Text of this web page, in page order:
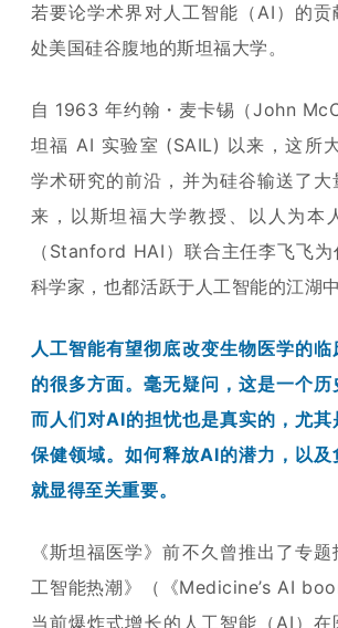
若要论学术界对人工智能（AI）的贡
处美国硅谷腹地的斯坦福大学。
自 1963 年约翰・麦卡锡（John
坦福 AI 实验室 (SAIL) 以来，这所
学术研究的前沿，并为硅谷输送了
来，以斯坦福大学教授、以人为本
（Stanford HAI）联合主任李飞飞
科学家，也都活跃于人工智能的江湖中
人工智能有望彻底改变生物医学的
的很多方面。毫无疑问，这是一个
而人们对AI的担忧也是真实的，尤
保健领域。如何释放AI的潜力，以及
就显得至关重要。
《斯坦福医学》前不久曾推出了专
工智能热潮》（《Medicine’s AI
当前爆炸式增长的人工智能（AI） 在